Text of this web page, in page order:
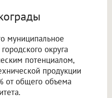
муниципальное
округа
потенциалом,
продукции
от общего объема